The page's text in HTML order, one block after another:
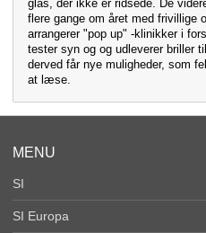
glas, der ikke er ridsede. De
flere gange om året med frivillige
arrangerer "pop up" -klinikker i
tester syn og og udleverer briller
derved får nye muligheder, som
at læse.
MENU
SI
SI Europa